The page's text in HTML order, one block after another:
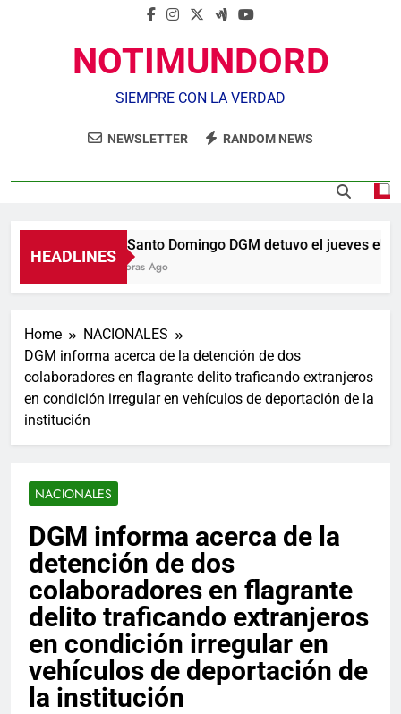
NOTIMUNDORD
SIEMPRE CON LA VERDAD
NEWSLETTER RANDOM NEWS
HEADLINES
En Santo Domingo DGM detuvo el jueves el
2 Horas Ago
Home
NACIONALES
DGM informa acerca de la detención de dos
colaboradores en flagrante delito traficando extranjeros
en condición irregular en vehículos de deportación de la
institución
NACIONALES
DGM informa acerca de la
detención de dos
colaboradores en flagrante
delito traficando extranjeros
en condición irregular en
vehículos de deportación de
la institución